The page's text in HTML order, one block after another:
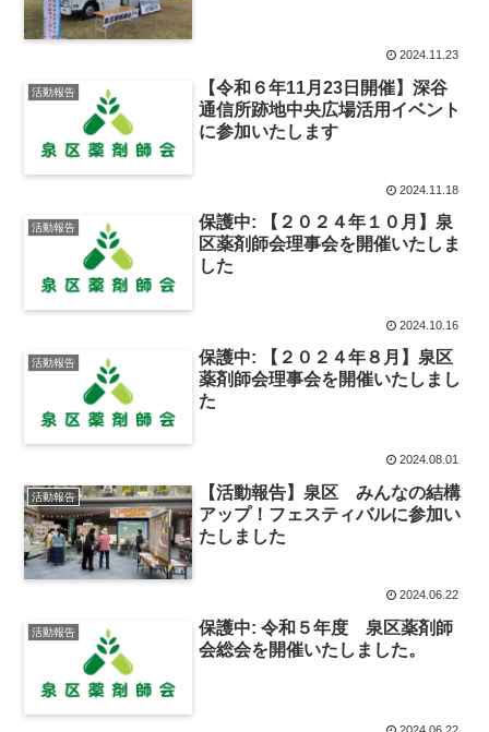
2024.11.23
活動報告
【令和６年11月23日開催】深谷
通信所跡地中央広場活用イベント
に参加いたします
2024.11.18
活動報告
保護中: 【２０２４年１０月】泉
区薬剤師会理事会を開催いたしま
した
2024.10.16
活動報告
保護中: 【２０２４年８月】泉区
薬剤師会理事会を開催いたしまし
た
2024.08.01
活動報告
【活動報告】泉区 みんなの結構
アップ！フェスティバルに参加い
たしました
2024.06.22
活動報告
保護中: 令和５年度 泉区薬剤師
会総会を開催いたしました。